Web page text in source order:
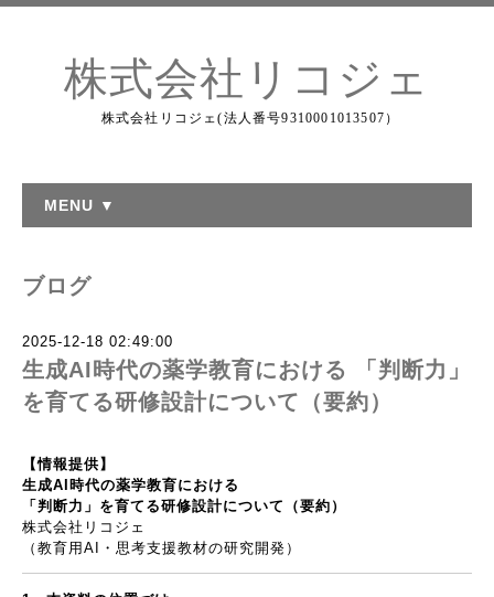
株式会社リコジェ
株式会社リコジェ(法人番号9310001013507）
MENU ▼
ブログ
2025-12-18 02:49:00
生成AI時代の薬学教育における 「判断力」
を育てる研修設計について（要約）
【情報提供】
生成AI時代の薬学教育における
「判断力」を育てる研修設計について（要約）
株式会社リコジェ
（教育用AI ・思考支援教材の研究開発）